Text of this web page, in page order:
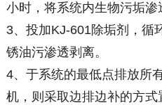
小时，将系统内生物污垢渗
3、投加KJ-601除垢剂，循
锈油污渗透剥离。
4、于系统的最低点排放所
机，则采取边排边补的方式